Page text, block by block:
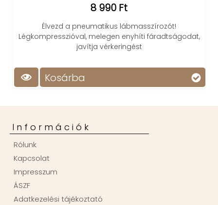
8 990 Ft
Élvezd a pneumatikus lábmasszírozót!
Légkompresszióval, melegen enyhíti fáradtságodat,
javítja vérkeringést
Kosárba
Információk
Rólunk
Kapcsolat
Impresszum
ÁSZF
Adatkezelési tájékoztató